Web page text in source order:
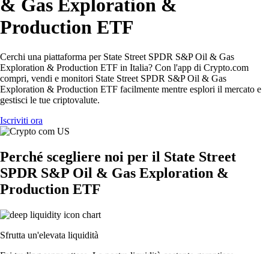
& Gas Exploration &
Production ETF
Cerchi una piattaforma per State Street SPDR S&P Oil & Gas
Exploration & Production ETF in Italia? Con l'app di Crypto.com
compri, vendi e monitori State Street SPDR S&P Oil & Gas
Exploration & Production ETF facilmente mentre esplori il mercato e
gestisci le tue criptovalute.
Iscriviti ora
Perché scegliere noi per il State Street
SPDR S&P Oil & Gas Exploration &
Production ETF
Sfrutta un'elevata liquidità